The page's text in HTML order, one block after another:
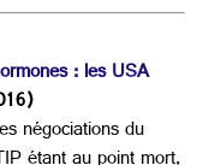
: les USA
négociations du